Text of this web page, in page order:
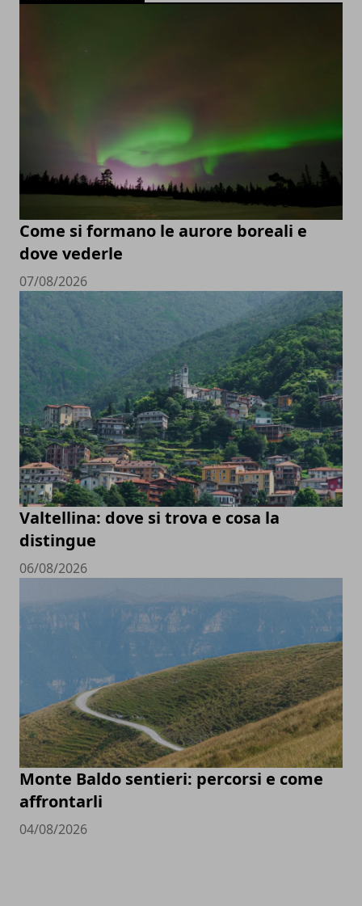
Come si formano le aurore boreali e
dove vederle
07/08/2026
Valtellina: dove si trova e cosa la
distingue
06/08/2026
Monte Baldo sentieri: percorsi e come
affrontarli
04/08/2026